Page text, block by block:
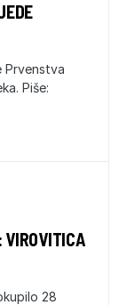
Prvenstva
Piše:
VIROVITICA
28